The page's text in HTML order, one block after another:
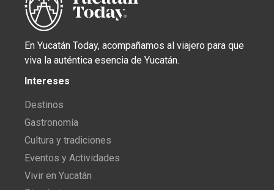
En Yucatán Today, acompañamos al viajero para que
viva la auténtica esencia de Yucatán.
Intereses
Destinos
Gastronomía
Cultura y tradiciones
Eventos y Actividades
Vivir en Yucatán